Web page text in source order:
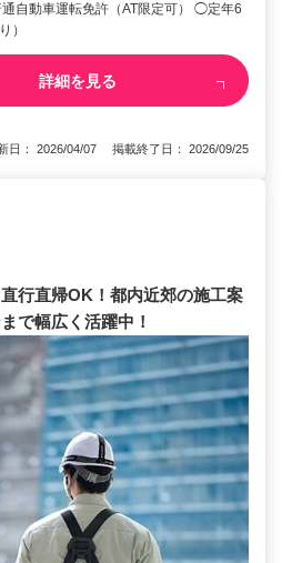
自動車運転免許（AT限定可） ◯定年6
）
詳細を見る
日： 2026/04/07 掲載終了日： 2026/09/25
行直帰OK！都内近郊の施工案
で幅広く活躍中！